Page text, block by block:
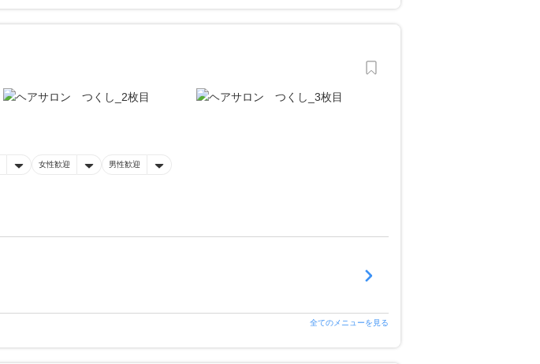
女性歓迎 男性歓迎
全てのメニューを見る